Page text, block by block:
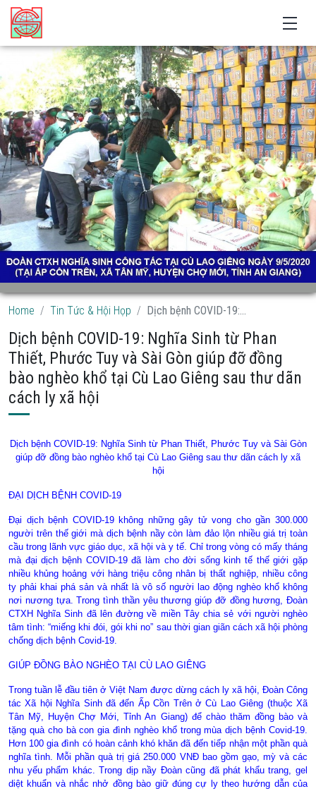
Home Tin Tức & Hội Họp Dịch bệnh COVID-19:...
Dịch bệnh COVID-19: Nghĩa Sinh từ Phan
Thiết, Phước Tuy và Sài Gòn giúp đỡ đồng
bào nghèo khổ tại Cù Lao Giêng sau thư dãn
cách ly xã hội
Dịch bệnh COVID-19: Nghĩa Sinh từ Phan Thiết, Phước Tuy và Sài Gòn
giúp đỡ đồng bào nghèo khổ tại Cù Lao Giêng sau thư dãn cách ly xã
hội
ĐẠI DỊCH BỆNH COVID-19
Đại dịch bệnh COVID-19 không những gây tử vong cho gần 300.000
người trên thế giới mà dịch bệnh nầy còn làm đảo lộn nhiều giá trị toàn
cầu trong lãnh vực giáo dục, xã hội và y tế. Chỉ trong vòng có mấy tháng
mà đại dịch bệnh COVID-19 đã làm cho đời sống kinh tế thế giới gặp
nhiều khủng hoảng với hàng triệu công nhân bị thất nghiệp, nhiều công
ty phải khai phá sản và nhất là vô số người lao động nghèo khổ không
nơi nương tựa. Trong tình thần yêu thương giúp đỡ đồng hương, Đoàn
CTXH Nghĩa Sinh đã lên đường về miền Tây chia sẻ với người nghèo
tâm tình: “miếng khi đói, gói khi no” sau thời gian giãn cách xã hội phòng
chống dịch bệnh Covid-19.
GIÚP ĐỒNG BÀO NGHÈO TẠI CÙ LAO GIÊNG
Trong tuần lễ đầu tiên ở Việt Nam được dừng cách ly xã hội, Đoàn Công
tác Xã hội Nghĩa Sinh đã đến Ấp Cồn Trên ở Cù Lao Giêng (thuộc Xã
Tân Mỹ, Huyện Chợ Mới, Tỉnh An Giang) để chào thăm đồng bào và
tặng quà cho bà con gia đình nghèo khổ trong mùa dịch bệnh Covid-19.
Hơn 100 gia đình có hoàn cảnh khó khăn đã đến tiếp nhận một phần quà
nghĩa tình. Mỗi phần quà trị giá 250.000 VNĐ bao gồm gạo, mỳ và các
nhu yếu phẩm khác. Trong dịp nầy Đoàn cũng đã phát khẩu trang, gel
diệt khuẩn và nhắc nhở đồng bào giữ đúng cự ly theo hướng dẫn của